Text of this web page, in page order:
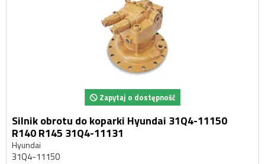
Zapytaj o dostępność
Silnik obrotu do koparki Hyundai 31Q4-11150
R140 R145 31Q4-11131
Hyundai
31Q4-11150